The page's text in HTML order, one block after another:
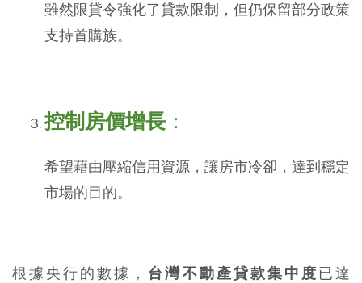
雖然限貸令強化了貸款限制，但仍保留部分政策
支持首購族。
控制房價增長 ：
希望藉由壓縮信用資源，讓房市冷卻，達到穩定
市場的目的。
根據央行的數據， 台灣不動產貸款集中度已達